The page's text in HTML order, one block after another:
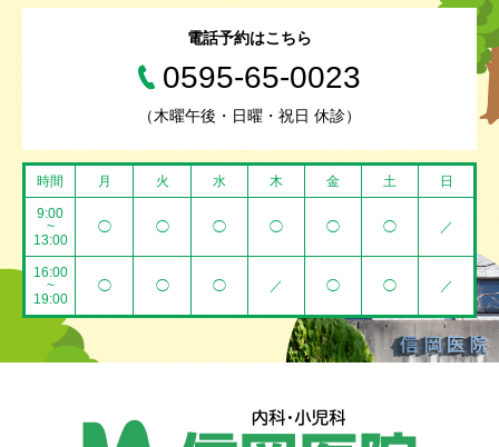
電話予約はこちら
0595-65-0023
（木曜午後・日曜・祝日 休診）
時間 月 火 水 木 金 土 日
9:00
~
13:00
◯ ◯ ◯ ◯ ◯ ◯ ／
16:00
~
19:00
◯ ◯ ◯ ／ ◯ ◯ ／